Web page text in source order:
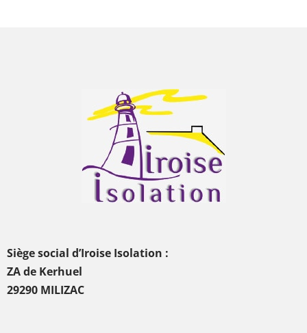
Siège social d’Iroise Isolation :
ZA de Kerhuel
29290 MILIZAC